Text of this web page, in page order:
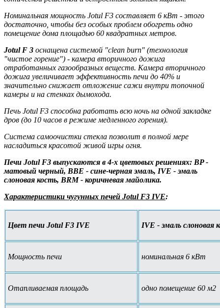
Номинальная мощность Jotul F3 составляет 6 кВт - этого
достаточно, чтобы без особых проблем обогреть одно
помещение дома площадью 60 квадратных метров.
Jotul F 3 оснащена системой "clean burn" (технология
"чистое горение") - камера вторичного дожига
отработанных газообразных веществ. Камера вторичного
дожига увеличивает эффективность печи до 40% и
значительно снижает отложение сажи внутри топочной
камеры и на стенках дымохода.
Печь Jotul F3 способна работать всю ночь на одной закладке
дров (до 10 часов в режиме медленного горения).
Система самоочистки стекла позволит в полной мере
насладиться красотой живой игры огня.
Печи Jotul F3 выпускаются в 4-х цветовых решениях: BP -
матовый черный, BBE - сине-черная эмаль, IVE - эмаль
слоновая кость, BRM - коричневая майолика.
Характеристики чугунных печей Jotul F3 IVE:
Цвет печи Jotul F3 IVE IVE - эмаль слоновая
Мощность печи номинальная 6 кВт
Отапливаемая площадь одно помещение 60 м2